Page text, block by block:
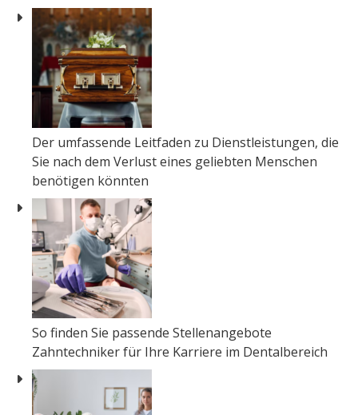
Der umfassende Leitfaden zu Dienstleistungen, die
Sie nach dem Verlust eines geliebten Menschen
benötigen könnten
So finden Sie passende Stellenangebote
Zahntechniker für Ihre Karriere im Dentalbereich